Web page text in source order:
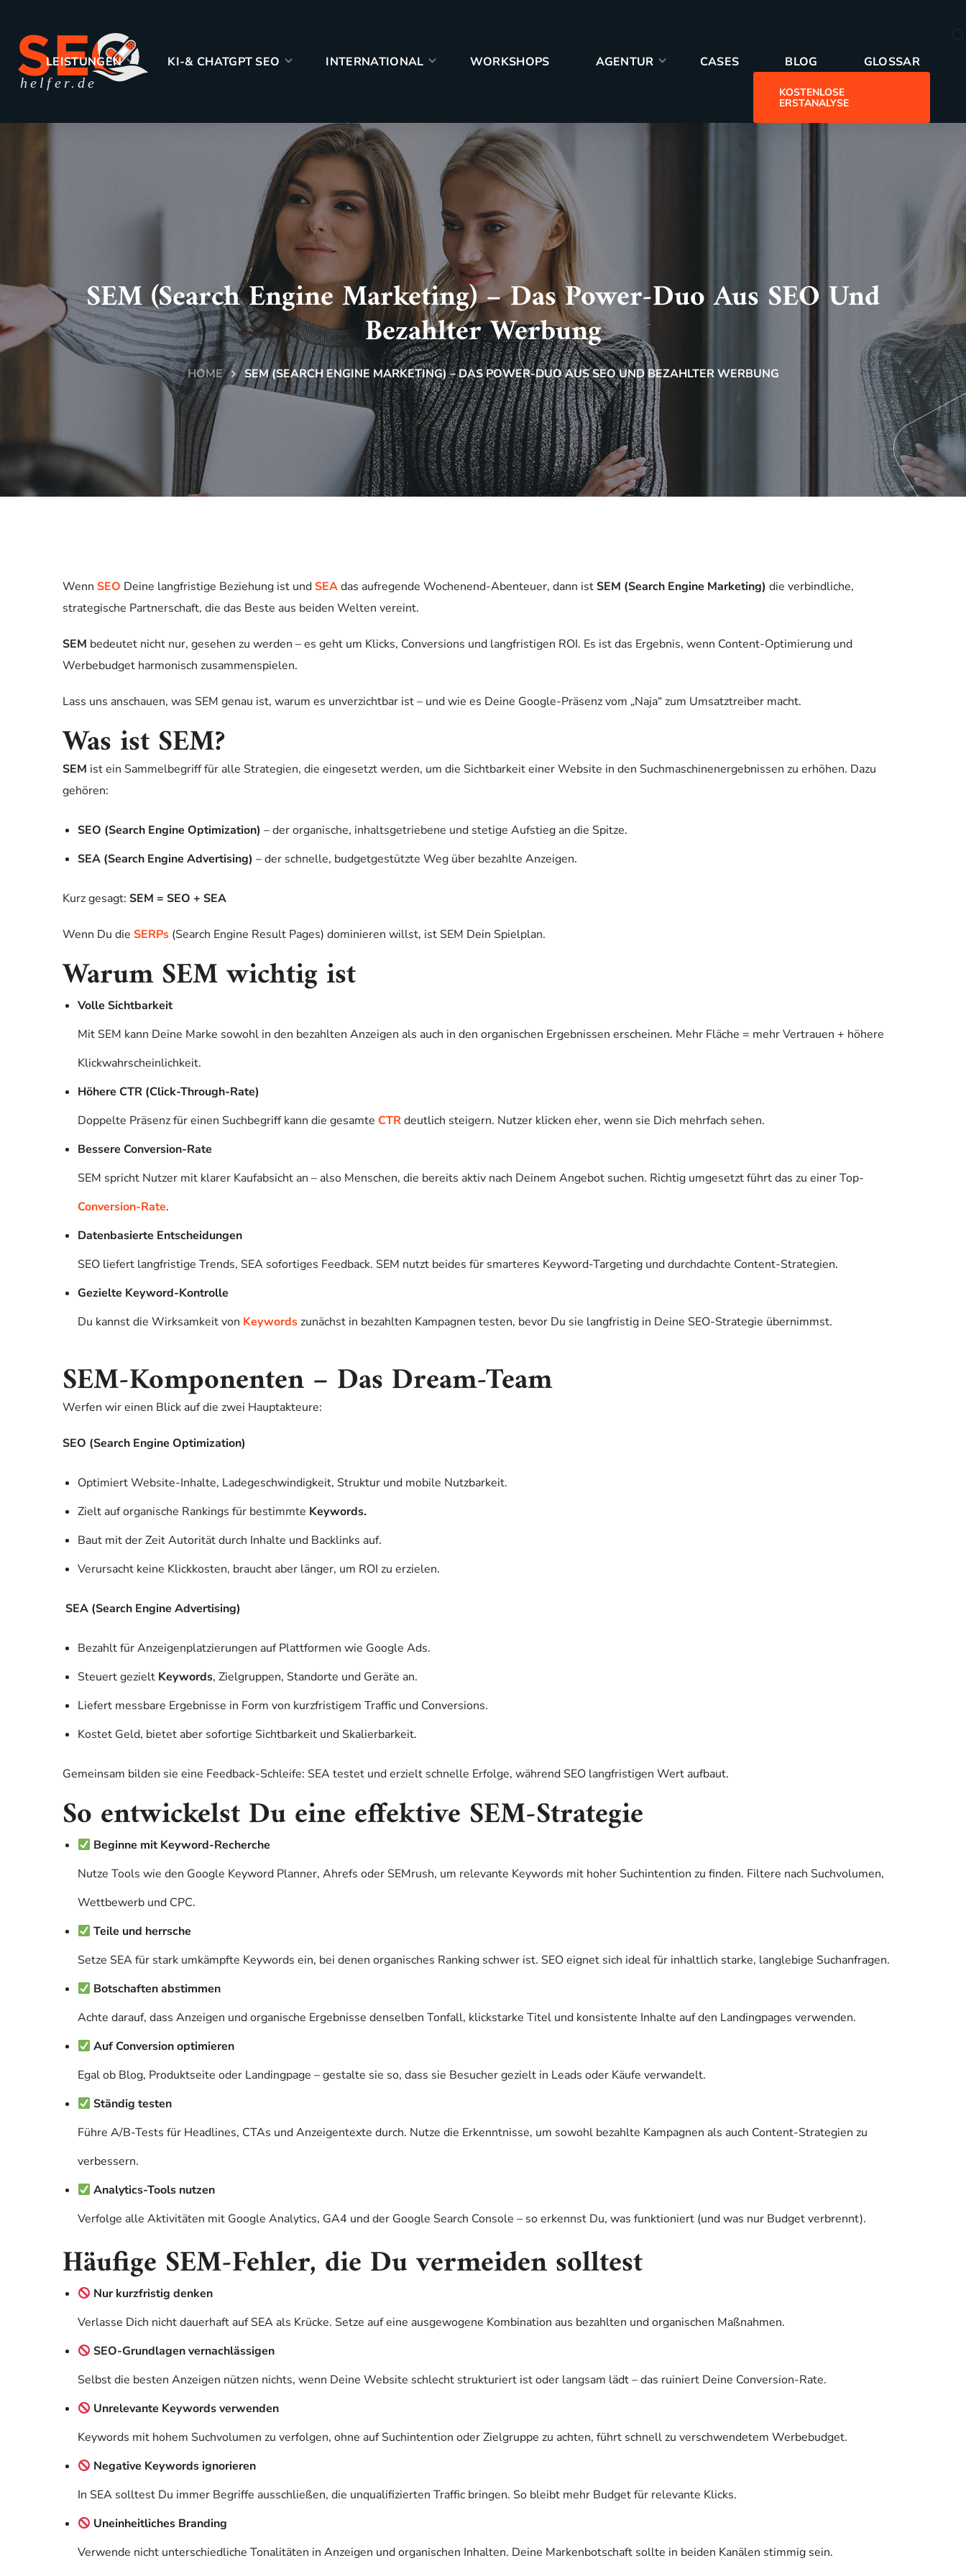
LEISTUNGEN KI-& CHATGPT SEO INTERNATIONAL WORKSHOPS AGENTUR CASES BLOG GLOSSAR
KOSTENLOSE
ERSTANALYSE
SEM (Search Engine Marketing) – Das Power-Duo Aus SEO Und
Bezahlter Werbung
HOME SEM (SEARCH ENGINE MARKETING) – DAS POWER-DUO AUS SEO UND BEZAHLTER WERBUNG
Wenn SEO Deine langfristige Beziehung ist undSEAdas aufregende Wochenend-Abenteuer, dann istSEM (Search Engine Marketing) die verbindliche,
strategische Partnerschaft, die das Beste aus beiden Welten vereint.
SEM bedeutet nicht nur, gesehen zu werden – es geht um Klicks, Conversions und langfristigen ROI. Es ist das Ergebnis, wenn Content-Optimierung und
Werbebudget harmonisch zusammenspielen.
Lass uns anschauen, was SEM genau ist, warum es unverzichtbar ist – und wie es Deine Google-Präsenz vom „Naja“ zum Umsatztreiber macht.
Was ist SEM?
SEM ist ein Sammelbegriff für alle Strategien, die eingesetzt werden, um die Sichtbarkeit einer Website in den Suchmaschinenergebnissen zu erhöhen. Dazu
gehören:
SEO (Search Engine Optimization) – der organische, inhaltsgetriebene und stetige Aufstieg an die Spitze.
SEA (Search Engine Advertising) – der schnelle, budgetgestützte Weg über bezahlte Anzeigen.
Kurz gesagt: SEM = SEO + SEA
Wenn Du die SERPs (Search Engine Result Pages) dominieren willst, ist SEM Dein Spielplan.
Warum SEM wichtig ist
Volle Sichtbarkeit
Mit SEM kann Deine Marke sowohl in den bezahlten Anzeigen als auch in den organischen Ergebnissen erscheinen. Mehr Fläche = mehr Vertrauen + höhere
Klickwahrscheinlichkeit.
Höhere CTR (Click-Through-Rate)
Doppelte Präsenz für einen Suchbegriff kann die gesamte CTRdeutlich steigern. Nutzer klicken eher, wenn sie Dich mehrfach sehen.
Bessere Conversion-Rate
SEM spricht Nutzer mit klarer Kaufabsicht an – also Menschen, die bereits aktiv nach Deinem Angebot suchen. Richtig umgesetzt führt das zu einer Top-
Conversion-Rate.
Datenbasierte Entscheidungen
SEO liefert langfristige Trends, SEA sofortiges Feedback. SEM nutzt beides für smarteres Keyword-Targeting und durchdachte Content-Strategien.
Gezielte Keyword-Kontrolle
Du kannst die Wirksamkeit von Keywordszunächst in bezahlten Kampagnen testen, bevor Du sie langfristig in Deine SEO-Strategie übernimmst.
SEM-Komponenten – Das Dream-Team
Werfen wir einen Blick auf die zwei Hauptakteure:
SEO (Search Engine Optimization)
Optimiert Website-Inhalte, Ladegeschwindigkeit, Struktur und mobile Nutzbarkeit.
Zielt auf organische Rankings für bestimmte Keywords.
Baut mit der Zeit Autorität durch Inhalte und Backlinks auf.
Verursacht keine Klickkosten, braucht aber länger, um ROI zu erzielen.
SEA (Search Engine Advertising)
Bezahlt für Anzeigenplatzierungen auf Plattformen wie Google Ads.
Steuert gezielt Keywords, Zielgruppen, Standorte und Geräte an.
Liefert messbare Ergebnisse in Form von kurzfristigem Traffic und Conversions.
Kostet Geld, bietet aber sofortige Sichtbarkeit und Skalierbarkeit.
Gemeinsam bilden sie eine Feedback-Schleife: SEA testet und erzielt schnelle Erfolge, während SEO langfristigen Wert aufbaut.
So entwickelst Du eine effektive SEM-Strategie
Beginne mit Keyword-Recherche
Nutze Tools wie den Google Keyword Planner, Ahrefs oder SEMrush, um relevante Keywords mit hoher Suchintention zu finden. Filtere nach Suchvolumen,
Wettbewerb und CPC.
Teile und herrsche
Setze SEA für stark umkämpfte Keywords ein, bei denen organisches Ranking schwer ist. SEO eignet sich ideal für inhaltlich starke, langlebige Suchanfragen.
Botschaften abstimmen
Achte darauf, dass Anzeigen und organische Ergebnisse denselben Tonfall, klickstarke Titel und konsistente Inhalte auf den Landingpages verwenden.
Auf Conversion optimieren
Egal ob Blog, Produktseite oder Landingpage – gestalte sie so, dass sie Besucher gezielt in Leads oder Käufe verwandelt.
Ständig testen
Führe A/B-Tests für Headlines, CTAs und Anzeigentexte durch. Nutze die Erkenntnisse, um sowohl bezahlte Kampagnen als auch Content-Strategien zu
verbessern.
Analytics-Tools nutzen
Verfolge alle Aktivitäten mit Google Analytics, GA4 und der Google Search Console – so erkennst Du, was funktioniert (und was nur Budget verbrennt).
Häufige SEM-Fehler, die Du vermeiden solltest
Nur kurzfristig denken
Verlasse Dich nicht dauerhaft auf SEA als Krücke. Setze auf eine ausgewogene Kombination aus bezahlten und organischen Maßnahmen.
SEO-Grundlagen vernachlässigen
Selbst die besten Anzeigen nützen nichts, wenn Deine Website schlecht strukturiert ist oder langsam lädt – das ruiniert Deine Conversion-Rate.
Unrelevante Keywords verwenden
Keywords mit hohem Suchvolumen zu verfolgen, ohne auf Suchintention oder Zielgruppe zu achten, führt schnell zu verschwendetem Werbebudget.
Negative Keywords ignorieren
In SEA solltest Du immer Begriffe ausschließen, die unqualifizierten Traffic bringen. So bleibt mehr Budget für relevante Klicks.
Uneinheitliches Branding
Verwende nicht unterschiedliche Tonalitäten in Anzeigen und organischen Inhalten. Deine Markenbotschaft sollte in beiden Kanälen stimmig sein.